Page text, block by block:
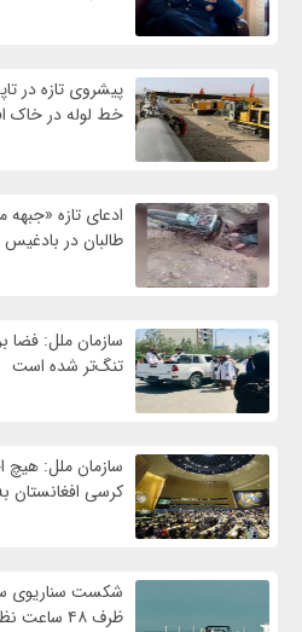
خط لوله در خاک
ادعای تازه
طالبان در
سازمان ملل: فضا
تنگ‌تر شده است
سازمان ملل: هیچ
کرسی افغانستان
شکست سناریوی
ظرف ۴۸ ساعت نظام را ساقط کنند